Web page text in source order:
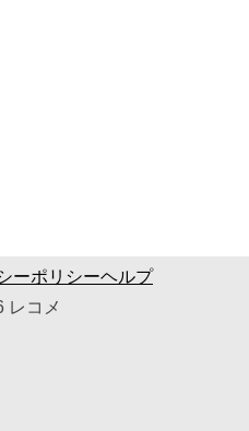
ーポリシーヘルプ
レコメ